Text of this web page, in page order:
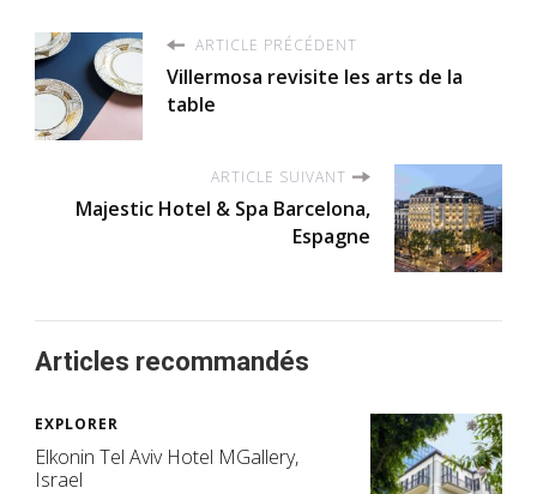
ARTICLE PRÉCÉDENT
Villermosa revisite les arts de la
table
ARTICLE SUIVANT
Majestic Hotel & Spa Barcelona,
Espagne
Articles recommandés
EXPLORER
Elkonin Tel Aviv Hotel MGallery,
Israel